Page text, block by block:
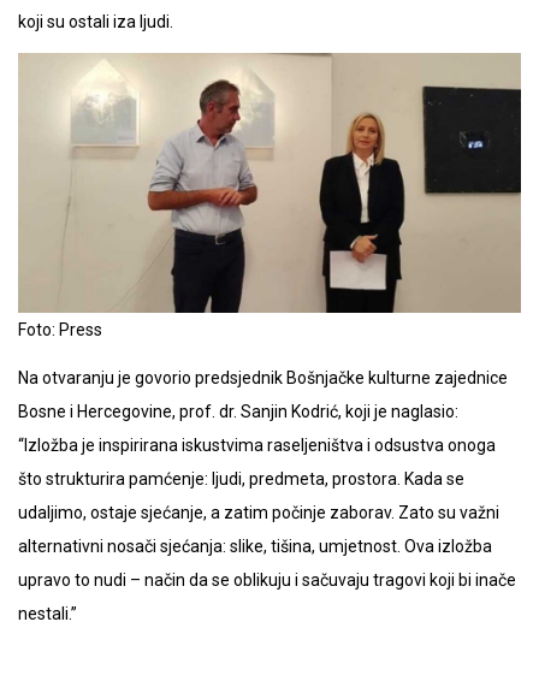
koji su ostali iza ljudi.
Foto: Press
Na otvaranju je govorio predsjednik Bošnjačke kulturne zajednice
Bosne i Hercegovine, prof. dr. Sanjin Kodrić, koji je naglasio:
“Izložba je inspirirana iskustvima raseljeništva i odsustva onoga
što strukturira pamćenje: ljudi, predmeta, prostora. Kada se
udaljimo, ostaje sjećanje, a zatim počinje zaborav. Zato su važni
alternativni nosači sjećanja: slike, tišina, umjetnost. Ova izložba
upravo to nudi – način da se oblikuju i sačuvaju tragovi koji bi inače
nestali.”